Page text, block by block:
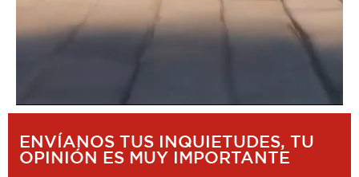
ENVÍANOS TUS INQUIETUDES, TU
OPINIÓN ES MUY IMPORTANTE